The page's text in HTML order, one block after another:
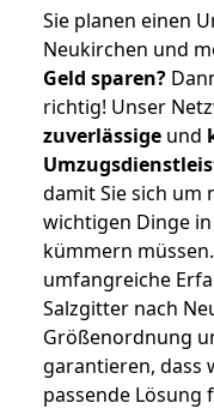
Sie planen einen
Neukirchen und
Geld sparen?
richtig! Unser
zuverlässige und
damit Sie sich um
wichtigen Dinge
kümmern
umfangreiche
Salzgitter nach
Größenordnung
garantieren, dass
passende Lösung